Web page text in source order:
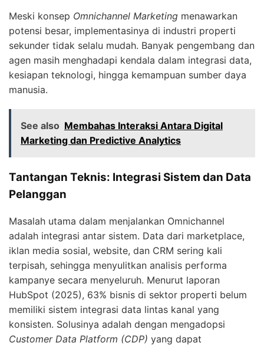
Meski konsep Omnichannel Marketing menawarkan
potensi besar, implementasinya di industri properti
sekunder tidak selalu mudah. Banyak pengembang dan
agen masih menghadapi kendala dalam integrasi data,
kesiapan teknologi, hingga kemampuan sumber daya
manusia.
See also Membahas Interaksi Antara Digital
Marketing dan Predictive Analytics
Tantangan Teknis: Integrasi Sistem dan Data
Pelanggan
Masalah utama dalam menjalankan Omnichannel
adalah integrasi antar sistem. Data dari marketplace,
iklan media sosial, website, dan CRM sering kali
terpisah, sehingga menyulitkan analisis performa
kampanye secara menyeluruh. Menurut laporan
HubSpot (2025), 63% bisnis di sektor properti belum
memiliki sistem integrasi data lintas kanal yang
konsisten. Solusinya adalah dengan mengadopsi
Customer Data Platform (CDP) yang dapat